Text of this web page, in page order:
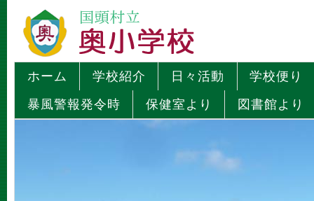
ホーム 学校紹介 日々活動
学校便り
暴風警報発令時
保健室より 図書館より